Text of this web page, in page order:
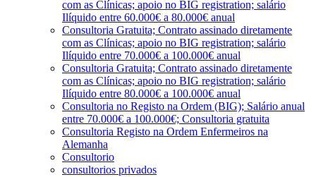
com as Clínicas; apoio no BIG registration; salário
Ilíquido entre 60.000€ a 80.000€ anual
Consultoria Gratuita; Contrato assinado diretamente
com as Clínicas; apoio no BIG registration; salário
Ilíquido entre 70.000€ a 100.000€ anual
Consultoria Gratuita; Contrato assinado diretamente
com as Clínicas; apoio no BIG registration; salário
Ilíquido entre 80.000€ a 100.000€ anual
Consultoria no Registo na Ordem (BIG); Salário anual
entre 70.000€ a 100.000€; Consultoria gratuita
Consultoria Registo na Ordem Enfermeiros na
Alemanha
Consultorio
consultorios privados